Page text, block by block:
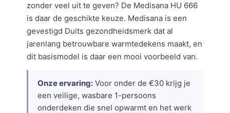
zonder veel uit te geven? De Medisana HU 666
is daar de geschikte keuze. Medisana is een
gevestigd Duits gezondheidsmerk dat al
jarenlang betrouwbare warmtedekens maakt, en
dit basismodel is daar een mooi voorbeeld van.
Onze ervaring: Voor onder de €30 krijg je
een veilige, wasbare 1-persoons
onderdeken die snel opwarmt en het werk